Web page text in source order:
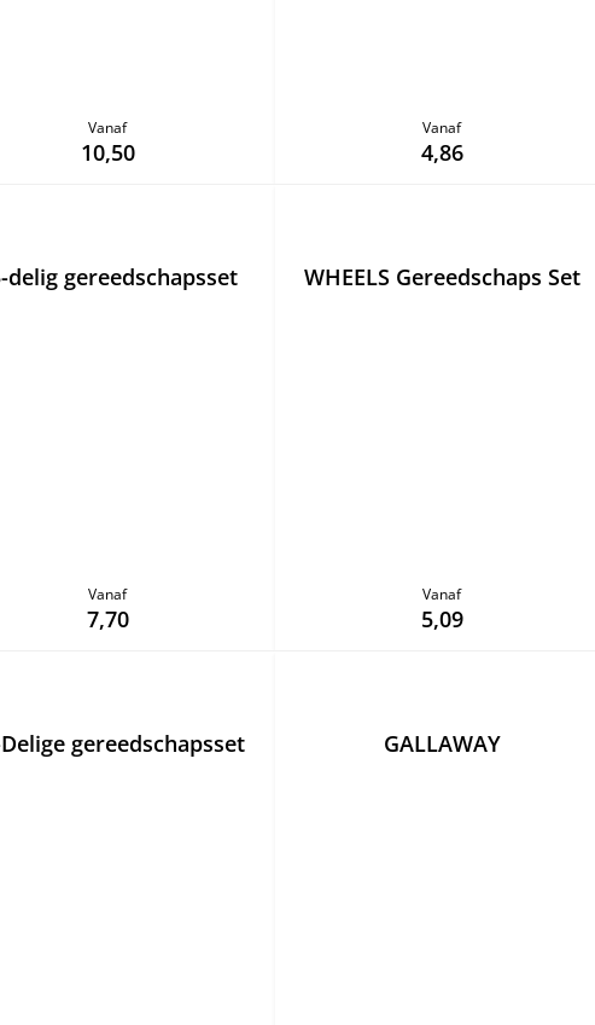
Vanaf
10,50
Vanaf
4,86
delig gereedschapsset
Vanaf
7,70
WHEELS Gereedschaps Set
Vanaf
5,09
gereedschapsset GALLAWAY